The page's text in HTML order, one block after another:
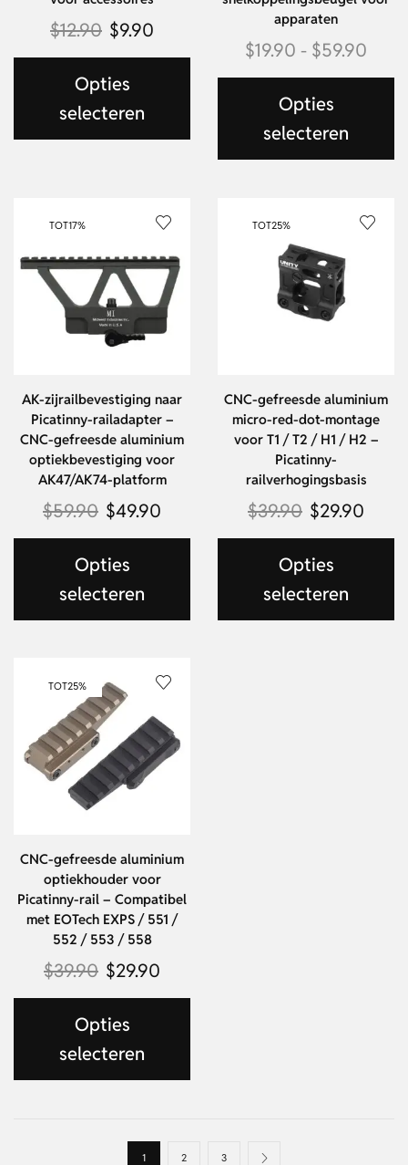
$12.90 $9.90
Opties
selecteren
apparaten
$19.90 - $59.90
Opties
selecteren
TOT17%
AK-zijrailbevestiging naar
Picatinny-railadapter –
CNC-gefreesde aluminium
optiekbevestiging voor
AK47/AK74-platform
$59.90 $49.90
Opties
selecteren
TOT25%
CNC-gefreesde aluminium
micro-red-dot-montage
voor T1 / T2 / H1 / H2 –
Picatinny-
railverhogingsbasis
$39.90 $29.90
Opties
selecteren
TOT25%
CNC-gefreesde aluminium
optiekhouder voor
Picatinny-rail – Compatibel
met EOTech EXPS / 551 /
552 / 553 / 558
$39.90 $29.90
Opties
selecteren
1 2 3